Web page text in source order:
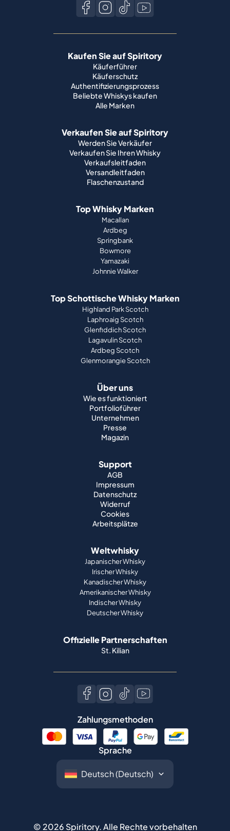
Kaufen Sie auf Spiritory
Käuferführer
Käuferschutz
Authentifizierungsprozess
Beliebte Whiskys kaufen
Alle Marken
Verkaufen Sie auf Spiritory
Werden Sie Verkäufer
Verkaufen Sie Ihren Whisky
Verkaufsleitfaden
Versandleitfaden
Flaschenzustand
Top Whisky Marken
Macallan
Ardbeg
Springbank
Bowmore
Yamazaki
Johnnie Walker
Top Schottische Whisky Marken
Highland Park Scotch
Laphroaig Scotch
Glenfiddich Scotch
Lagavulin Scotch
Ardbeg Scotch
Glenmorangie Scotch
Über uns
Wie es funktioniert
Portfolioführer
Unternehmen
Presse
Magazin
Support
AGB
Impressum
Datenschutz
Widerruf
Cookies
Arbeitsplätze
Weltwhisky
Japanischer Whisky
Irischer Whisky
Kanadischer Whisky
Amerikanischer Whisky
Indischer Whisky
Deutscher Whisky
Offizielle Partnerschaften
St. Kilian
Zahlungsmethoden
Sprache
© 2026 Spiritory.Alle Rechte vorbehalten